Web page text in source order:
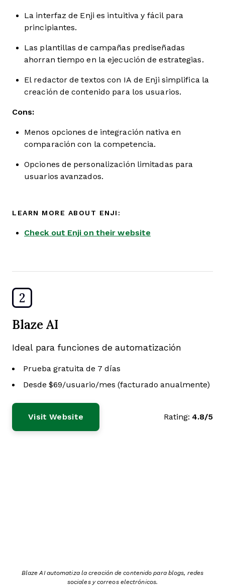
La interfaz de Enji es intuitiva y fácil para
principiantes.
Las plantillas de campañas prediseñadas
ahorran tiempo en la ejecución de estrategias.
El redactor de textos con IA de Enji simplifica la
creación de contenido para los usuarios.
Cons:
Menos opciones de integración nativa en
comparación con la competencia.
Opciones de personalización limitadas para
usuarios avanzados.
LEARN MORE ABOUT ENJI:
Check out Enji on their website
2
Blaze AI
Ideal para funciones de automatización
Prueba gratuita de 7 días
Desde $69/usuario/mes (facturado anualmente)
Visit Website Rating: 4.8/5
Blaze AI automatiza la creación de contenido para blogs, redes
sociales y correos electrónicos.